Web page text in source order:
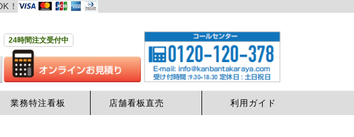
！
24時間注文受付中
業務特注看板 店舗看板直売 利用ガイド